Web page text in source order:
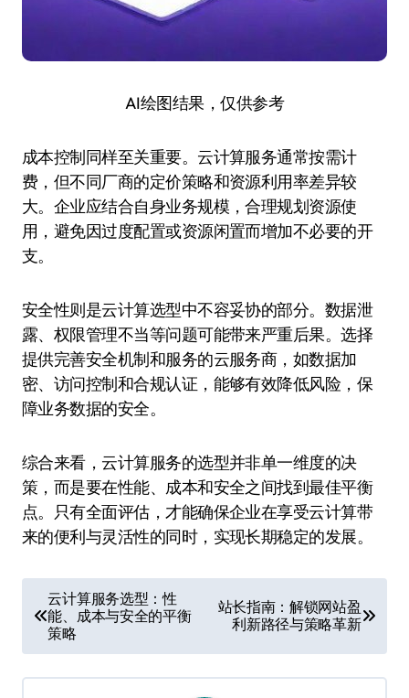
AI绘图结果，仅供参考
成本控制同样至关重要。云计算服务通常按需计
费，但不同厂商的定价策略和资源利用率差异较
大。企业应结合自身业务规模，合理规划资源使
用，避免因过度配置或资源闲置而增加不必要的开
支。
安全性则是云计算选型中不容妥协的部分。数据泄
露、权限管理不当等问题可能带来严重后果。选择
提供完善安全机制和服务的云服务商，如数据加
密、访问控制和合规认证，能够有效降低风险，保
障业务数据的安全。
综合来看，云计算服务的选型并非单一维度的决
策，而是要在性能、成本和安全之间找到最佳平衡
点。只有全面评估，才能确保企业在享受云计算带
来的便利与灵活性的同时，实现长期稳定的发展。
章
导
航
云计算服务选型：性
能、成本与安全的平衡
策略
站长指南：解锁网站盈
利新路径与策略革新